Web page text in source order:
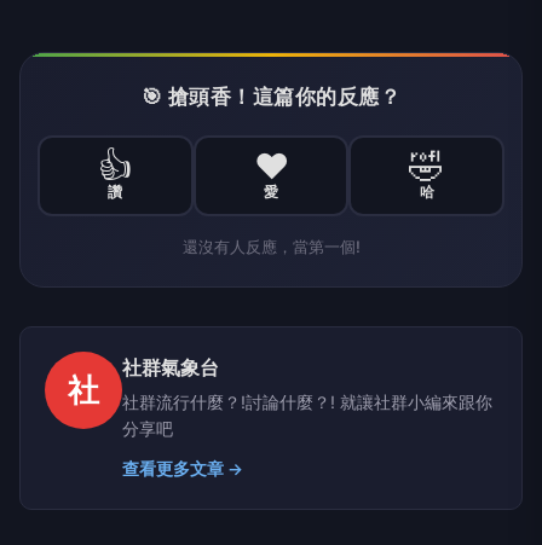
🎯 搶頭香！這篇你的反應？
👍
讚
❤️
愛
🤣
哈
還沒有人反應，當第一個!
社
社群氣象台
社群流行什麼？!討論什麼？! 就讓社群小編來跟你
分享吧
查看更多文章 →